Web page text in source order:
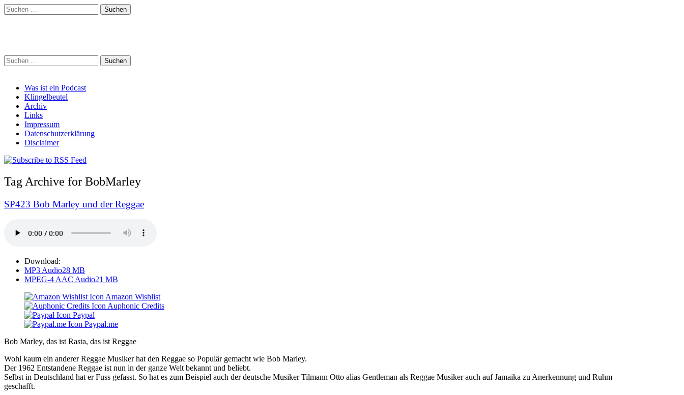
Suchen
nach:
Suchen
nach:
Main
menu
Skip
content
Was ist ein Podcast
Klingelbeutel
Archiv
Links
Impressum
Datenschutzerklärung
Disclaimer
Tag Archive for BobMarley
SP423 Bob Marley und der Reggae
Download:
MP3 Audio28 MB
MPEG-4 AAC Audio21 MB
Amazon Wishlist
Auphonic Credits
Paypal
Paypal.me
Bob Marley, das ist Rasta, das ist Reggae
Wohl kaum ein anderer Reggae Musiker hat den Reggae so Populär gemacht wie Bob Marley.
Der 1962 Entstandene Reggae ist nun in der ganze Welt bekannt und beliebt.
Selbst in Deutschland hat er Fuss gefasst. So hat es zum Beispiel auch der deutsche Musiker Tilmann Otto alias Gentleman als Reggae Musiker auch auf Jamaika zu Anerkennung und Ruhm
geschafft.